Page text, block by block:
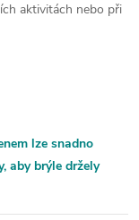
aktivitách nebo při
lze snadno
aby brýle držely